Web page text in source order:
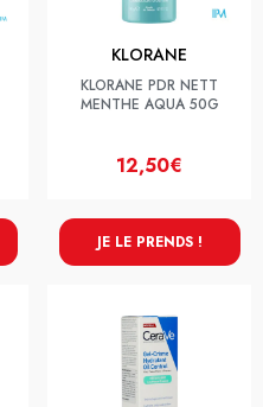
KLORANE
KLORANE PDR NETT
MENTHE AQUA 50G
12,50€
JE LE PRENDS !